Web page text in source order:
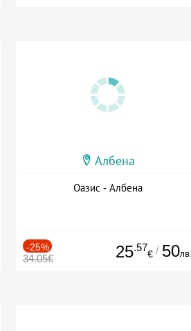
Албена
Оазис - Албена
-25%
34.05€ 25.57
€ / 50лв.